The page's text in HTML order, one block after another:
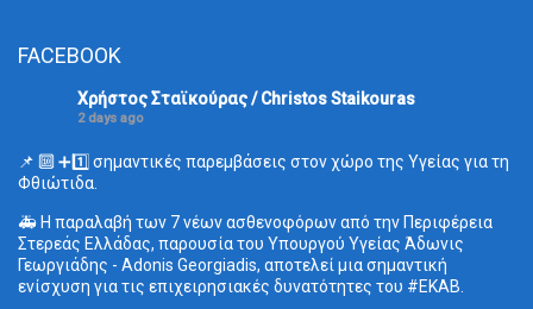
FACEBOOK
Χρήστος Σταϊκούρας / Christos Staikouras
2 days ago
📌 🔟 ➕1️⃣ σημαντικές παρεμβάσεις στον χώρο της Υγείας για τη
Φθιώτιδα.
🚑 Η παραλαβή των 7 νέων ασθενοφόρων από την Περιφέρεια
Στερεάς Ελλάδας, παρουσία του Υπουργού Υγείας Άδωνις
Γεωργιάδης - Adonis Georgiadis, αποτελεί μια σημαντική
ενίσχυση για τις επιχειρησιακές δυνατότητες του #ΕΚΑΒ.